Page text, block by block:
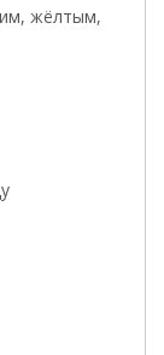
жёлтым,